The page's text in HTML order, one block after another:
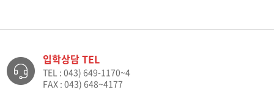
입학상담 TEL
TEL : 043) 649-1170~4
FAX : 043) 648~4177